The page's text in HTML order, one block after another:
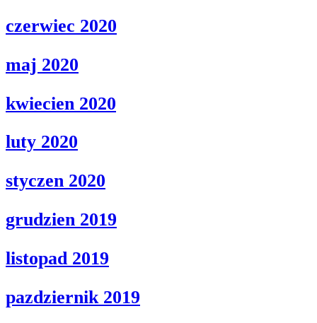
czerwiec 2020
maj 2020
kwiecien 2020
luty 2020
styczen 2020
grudzien 2019
listopad 2019
pazdziernik 2019